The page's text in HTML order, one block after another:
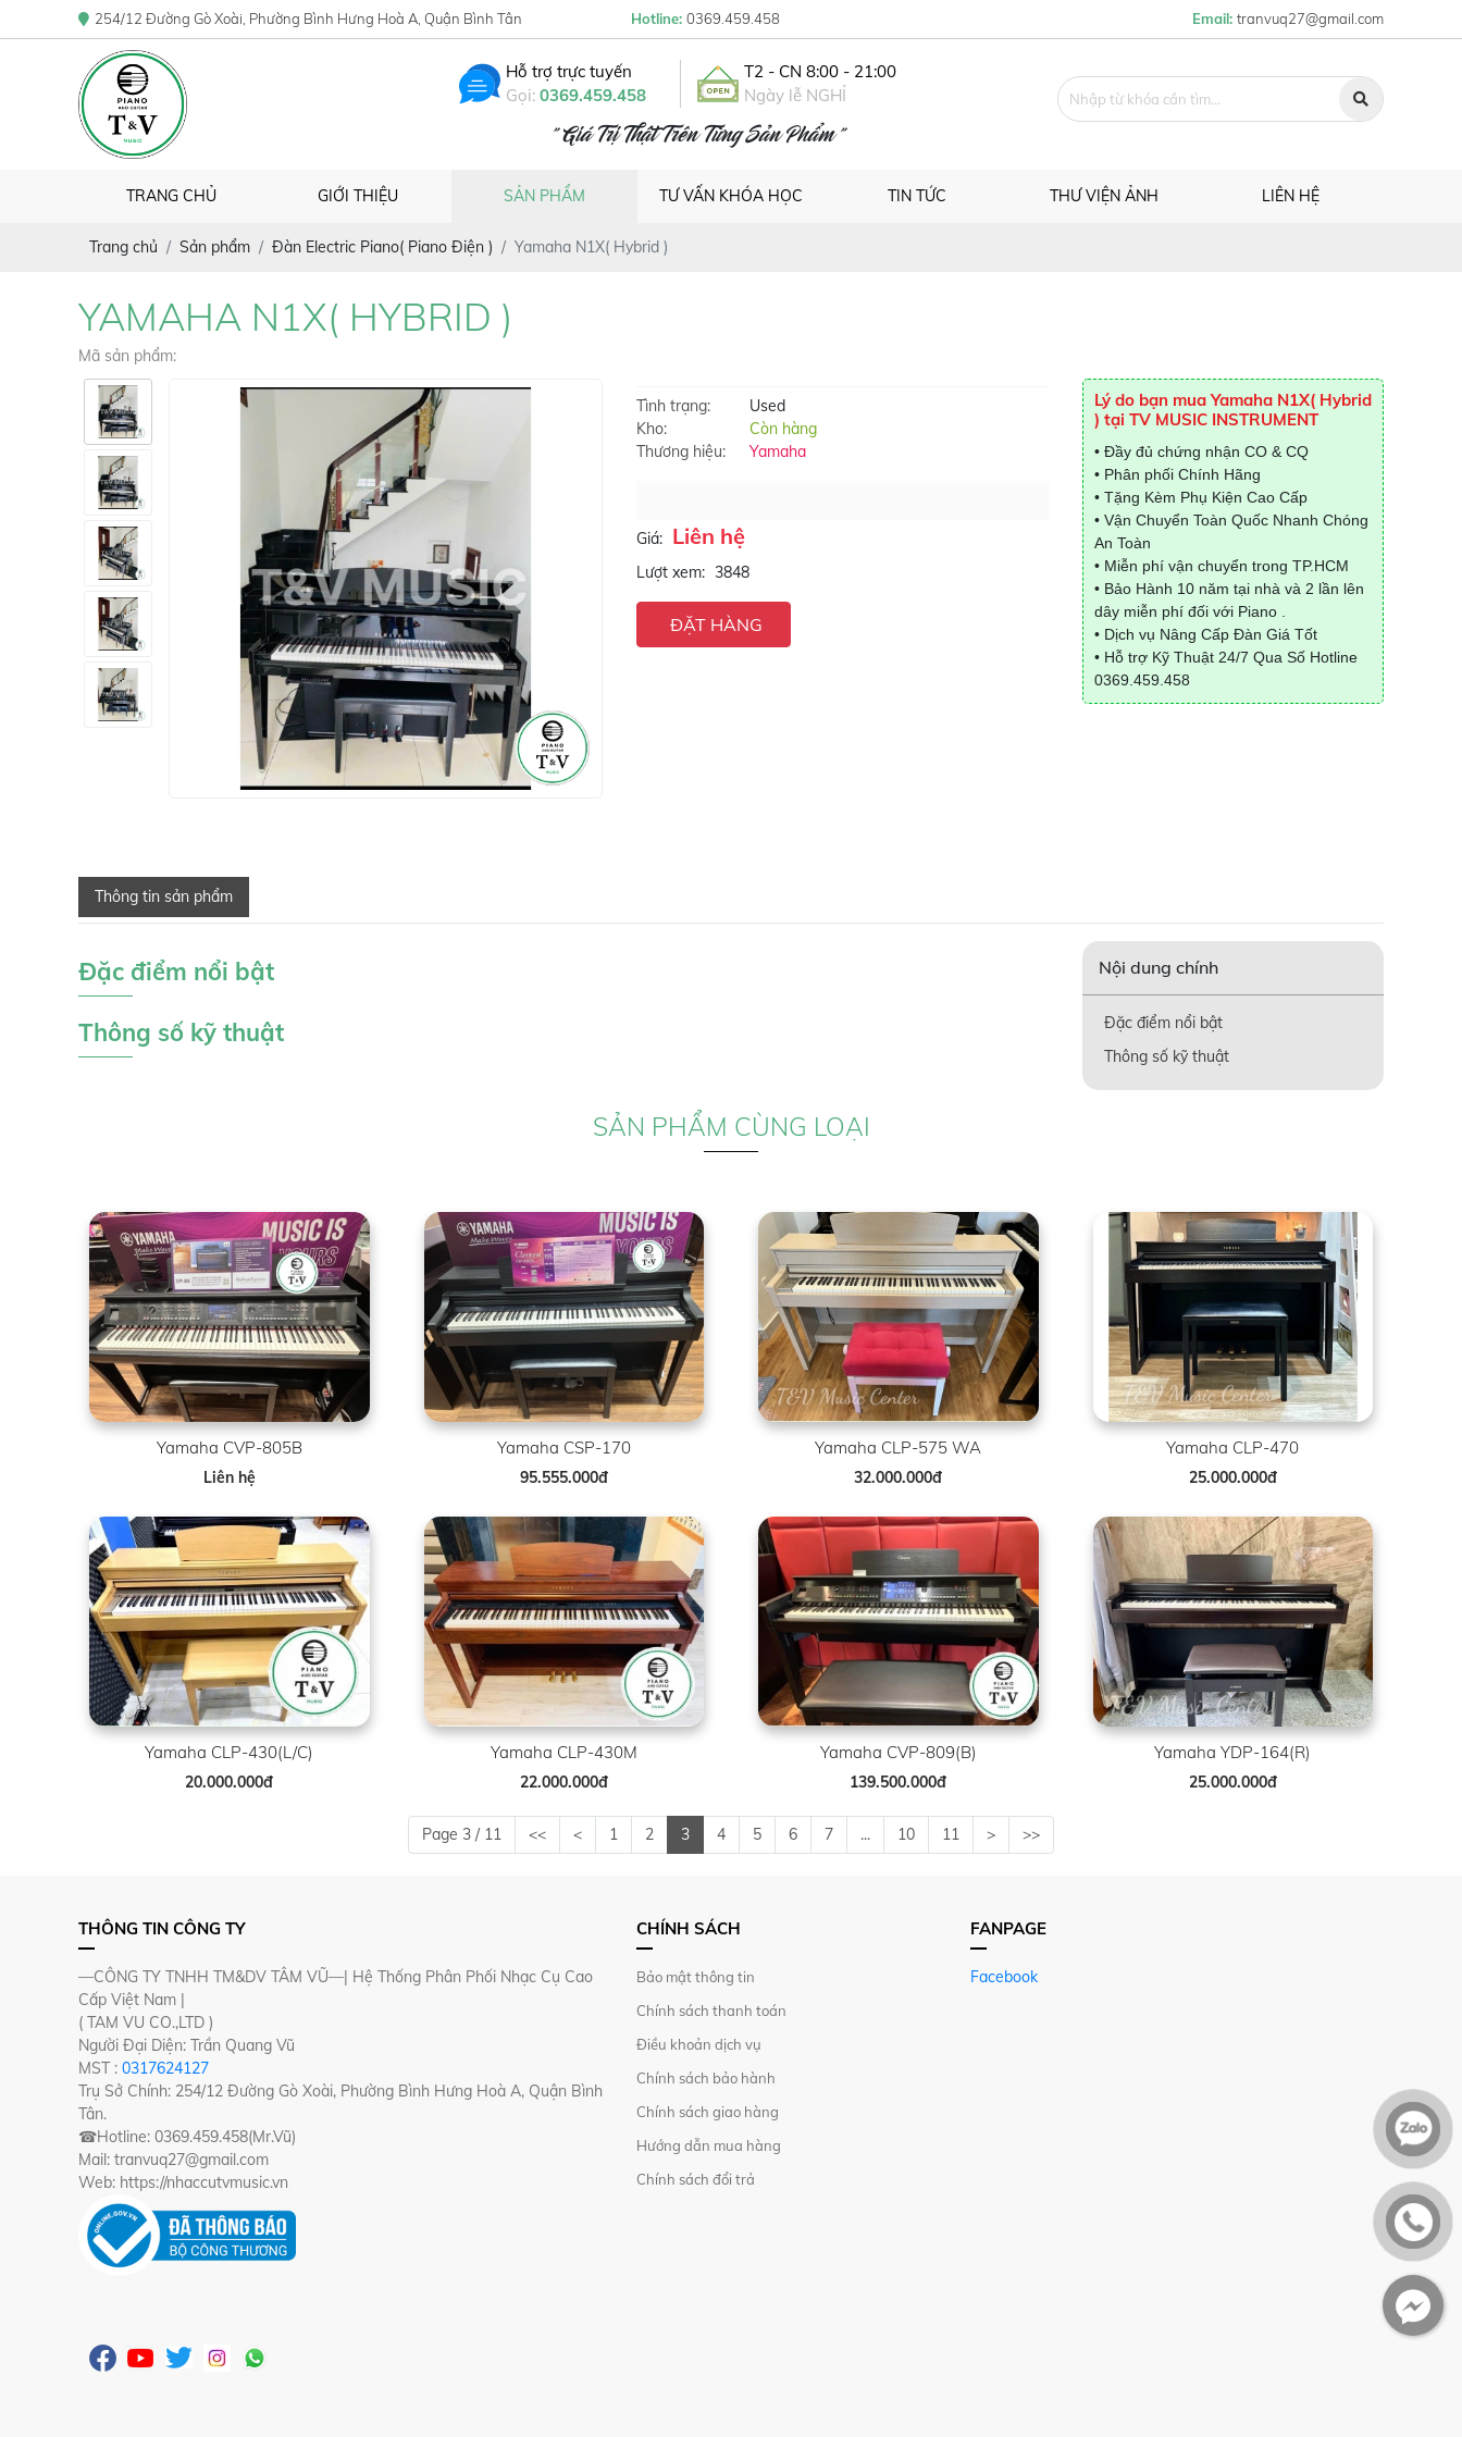
254/12 Đường Gò Xoài, Phường Bình Hưng Hoà A, Quận Bình Tân Hotline: 0369.459.458 Email: tranvuq27@gmail.com
Hỗ trợ trực tuyến
Gọi: 0369.459.458
T2 - CN 8:00 - 21:00
Ngày lễ NGHỈ
" Giá Trị Thật Trên Từng Sản Phẩm "
TRANG CHỦ GIỚI THIỆU SẢN PHẨM TƯ VẤN KHÓA HỌC TIN TỨC THƯ VIỆN ẢNH LIÊN HỆ
Trang chủ Sản phẩm Đàn Electric Piano( Piano Điện ) Yamaha N1X( Hybrid )
YAMAHA N1X( HYBRID )
Mã sản phẩm:
Tình trạng:
Used
Kho:
Còn hàng
Thương hiệu:
Yamaha
Giá: Liên hệ
Lượt xem: 3848
ĐẶT HÀNG
Lý do bạn mua Yamaha N1X( Hybrid
) tại TV MUSIC INSTRUMENT
• Đầy đủ chứng nhận CO & CQ
• Phân phối Chính Hãng
• Tặng Kèm Phụ Kiện Cao Cấp
• Vận Chuyển Toàn Quốc Nhanh Chóng
An Toàn
• Miễn phí vận chuyển trong TP.HCM
• Bảo Hành 10 năm tại nhà và 2 lần lên
dây miễn phí đối với Piano .
• Dịch vụ Nâng Cấp Đàn Giá Tốt
• Hỗ trợ Kỹ Thuật 24/7 Qua Số Hotline
0369.459.458
Thông tin sản phẩm
Đặc điểm nổi bật
Thông số kỹ thuật
Nội dung chính
Đặc điểm nổi bật
Thông số kỹ thuật
SẢN PHẨM CÙNG LOẠI
Yamaha CVP-805B
Liên hệ
Yamaha CSP-170
95.555.000đ
Yamaha CLP-575 WA
32.000.000đ
Yamaha CLP-470
25.000.000đ
Yamaha CLP-430(L/C)
20.000.000đ
Yamaha CLP-430M
22.000.000đ
Yamaha CVP-809(B)
139.500.000đ
Yamaha YDP-164(R)
25.000.000đ
Page 3 / 11 << < 1 2 3 4 5 6 7 ... 10 11 > >>
THÔNG TIN CÔNG TY
—CÔNG TY TNHH TM&DV TÂM VŨ—| Hệ Thống Phân Phối Nhạc Cụ Cao
Cấp Việt Nam |
( TAM VU CO.,LTD )
Người Đại Diện: Trần Quang Vũ
MST : 0317624127
Trụ Sở Chính: 254/12 Đường Gò Xoài, Phường Bình Hưng Hoà A, Quận Bình
Tân.
☎Hotline: 0369.459.458(Mr.Vũ)
Mail: tranvuq27@gmail.com
Web: https://nhaccutvmusic.vn
CHÍNH SÁCH
Bảo mật thông tin
Chính sách thanh toán
Điều khoản dịch vụ
Chính sách bảo hành
Chính sách giao hàng
Hướng dẫn mua hàng
Chính sách đổi trả
FANPAGE
Facebook